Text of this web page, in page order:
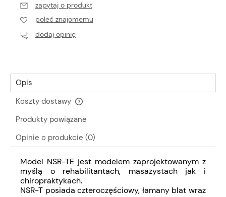
zapytaj o produkt
poleć znajomemu
dodaj opinię
Opis
Koszty dostawy
Cena nie zawiera ewentualnych kosztów płatności
Produkty powiązane
Opinie o produkcie (0)
Model NSR-TE jest modelem zaprojektowanym z
myślą o rehabilitantach, masażystach jak i
chiropraktykach.
NSR-T posiada czteroczęściowy, łamany blat wraz